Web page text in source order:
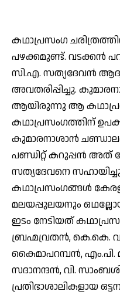
കഥാപ്രസംഗ
പഴക്കമുണ്ട്. വടക്കന്‍
സി.എ. സത്യദേവന്‍
അവതരിപ്പിച്ചു.
ആയിരുന്നു ആ
കഥാപ്രസംഗത്തിന്
കുമാരനാശാന്‍
പണ്ഡിറ്റ് കറുപ്പന്‍ അത്
സത്യദേവനെ
കഥാപ്രസംഗങ്ങള്‍
മലയപ്പുലയനും
ഇടം നേടിയത്
ബ്രഹ്മവ്രതന്‍, കെ.കെ.
കൈമാപറമ്പന്‍, എം.പി.
സദാനന്ദന്‍, വി.
പ്രതിഭാശാലികളായ